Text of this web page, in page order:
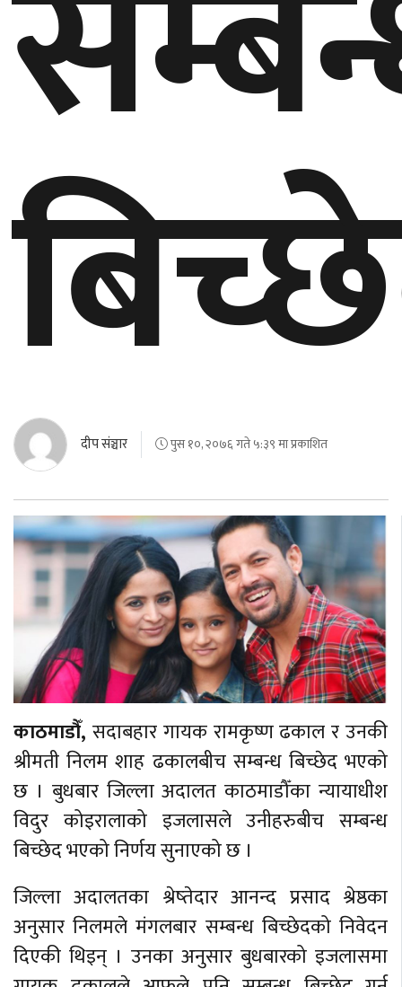
दीप संञ्चार पुस १०, २०७६ गते ५:३९ मा प्रकाशित
काठमाडौँ, सदाबहार गायक रामकृष्ण ढकाल र उनकी
श्रीमती निलम शाह ढकालबीच सम्बन्ध बिच्छेद भएको
छ । बुधबार जिल्ला अदालत काठमाडौँका न्यायाधीश
विदुर कोइरालाको इजलासले उनीहरुबीच सम्बन्ध
बिच्छेद भएको निर्णय सुनाएको छ ।
जिल्ला अदालतका श्रेष्तेदार आनन्द प्रसाद श्रेष्ठका
अनुसार निलमले मंगलबार सम्बन्ध बिच्छेदको निवेदन
दिएकी थिइन् । उनका अनुसार बुधबारको इजलासमा